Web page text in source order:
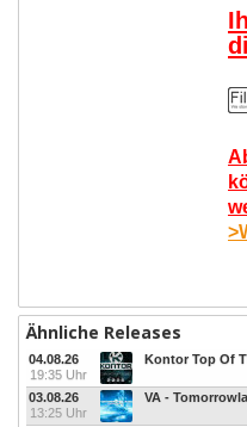
Ähnliche Releases
04.08.26
19:35 Uhr
Kontor Top Of
03.08.26
13:25 Uhr
VA -